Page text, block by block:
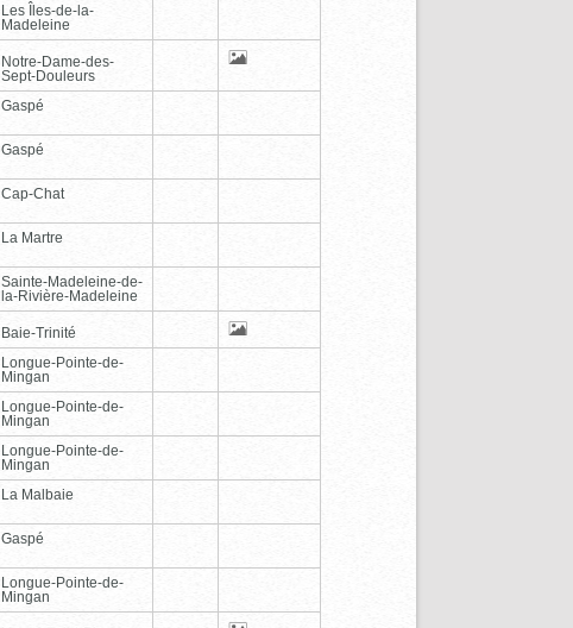
Les Îles-de-la-
Madeleine
Notre-Dame-des-
Sept-Douleurs
Gaspé
Gaspé
Cap-Chat
La Martre
Sainte-Madeleine-de-
la-Rivière-Madeleine
Baie-Trinité
Longue-Pointe-de-
Mingan
Longue-Pointe-de-
Mingan
Longue-Pointe-de-
Mingan
La Malbaie
Gaspé
Longue-Pointe-de-
Mingan